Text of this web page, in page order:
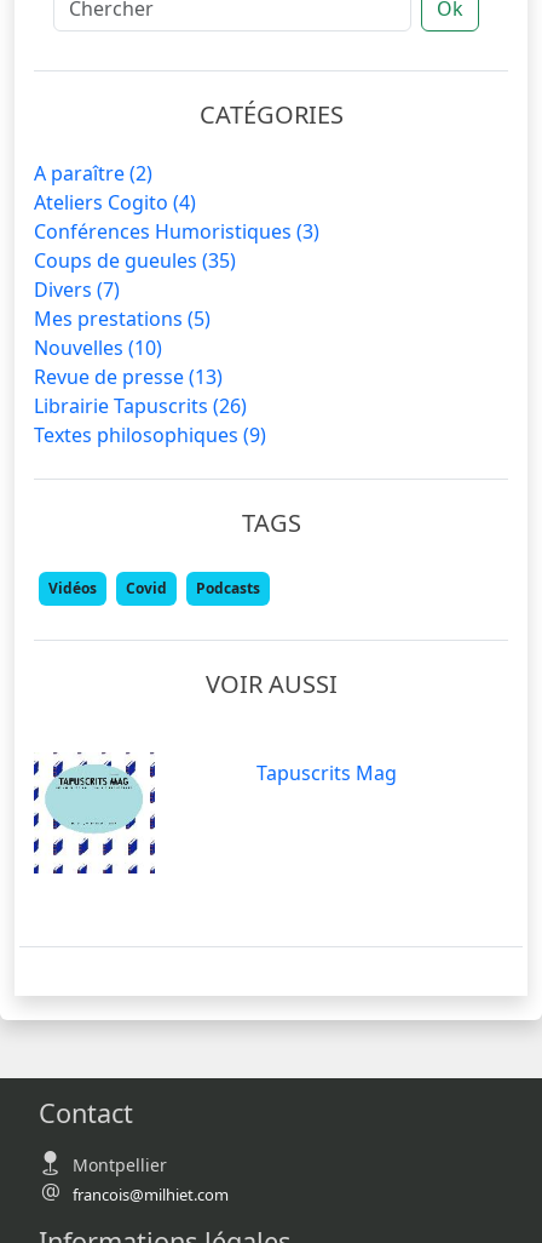
Ok
CATÉGORIES
A paraître(2)
Ateliers Cogito (4)
Conférences Humoristiques (3)
Coups de gueules (35)
Divers (7)
Mes prestations (5)
Nouvelles (10)
Revue de presse(13)
Librairie Tapuscrits (26)
Textes philosophiques (9)
TAGS
Vidéos Covid Podcasts
VOIR AUSSI
Tapuscrits Mag
Contact
Montpellier
francois@milhiet.com